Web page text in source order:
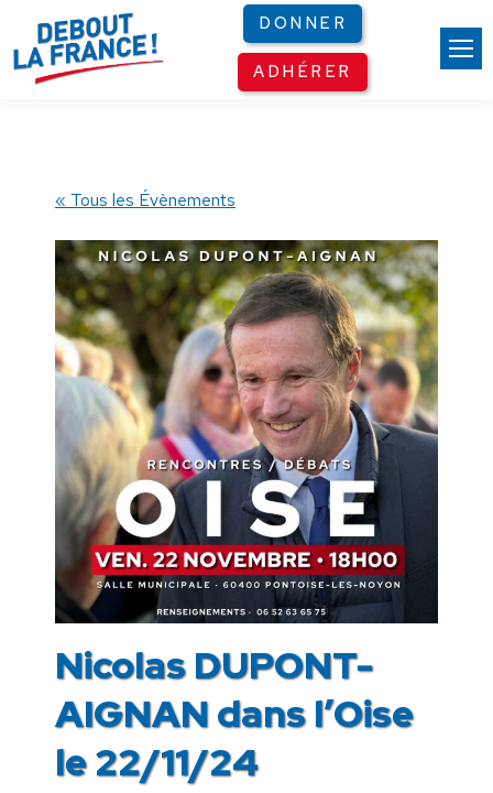
DONNER
ADHÉRER
« Tous les Évènements
Nicolas DUPONT-
AIGNAN dans l’Oise
le 22/11/24
Panneau de gestion des cookies